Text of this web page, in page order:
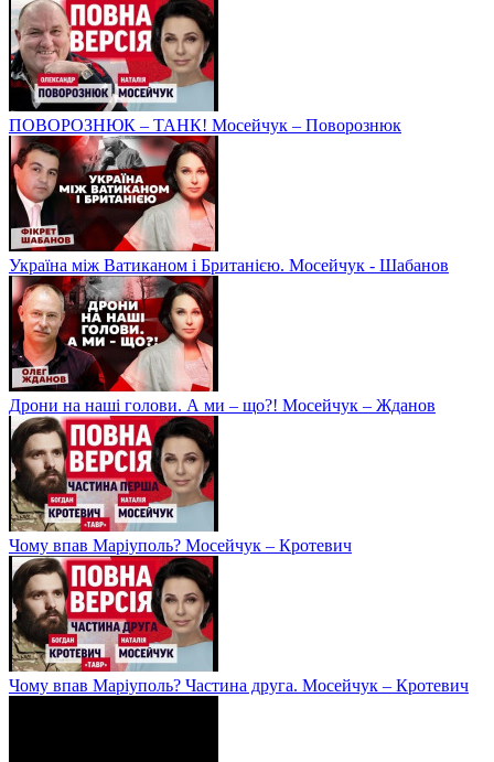
ПОВОРОЗНЮК – ТАНК! Мосейчук – Поворознюк
Україна між Ватиканом і Британією. Мосейчук - Шабанов
Дрони на наші голови. А ми – що?! Мосейчук – Жданов
Чому впав Маріуполь? Мосейчук – Кротевич
Чому впав Маріуполь? Частина друга. Мосейчук – Кротевич